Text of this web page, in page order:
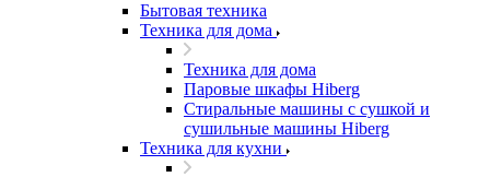
Бытовая техника
Техника для дома
Техника для дома
Паровые шкафы Hiberg
Стиральные машины с сушкой и
сушильные машины Hiberg
Техника для кухни